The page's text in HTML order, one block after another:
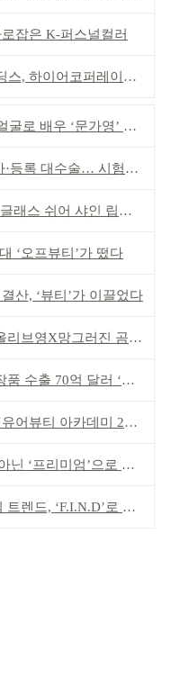
잡은 K-퍼스널컬러
어코퍼레이션과 투자계약
로 배우 ‘문가영’ 발탁
수술… 시험자료 공용 허용
쉬어 샤인 립스틱’ 출시
‘오프뷰티’가 떴다
산, ‘뷰티’가 이끌었다
영X망그러진 곰 콜라보
출 70억 달러 ‘역대 최고’
티 아카데미 2기 발대식
리미엄’으로 승부걸어야
드, ‘F.I.N.D’로 읽는다